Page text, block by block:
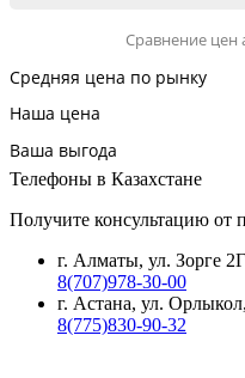
Сравнение цен
Средняя цена по рынку
Наша цена
Ваша выгода
Телефоны в Казахстане
Получите консультацию от
г. Алматы, ул. Зорге 2Г
8(707)978-30-00
г. Астана, ул.
8(775)830-90-32